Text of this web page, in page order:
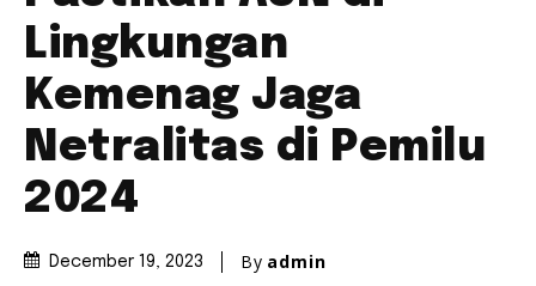
Lingkungan
Kemenag Jaga
Netralitas di Pemilu
2024
December 19, 2023 By admin